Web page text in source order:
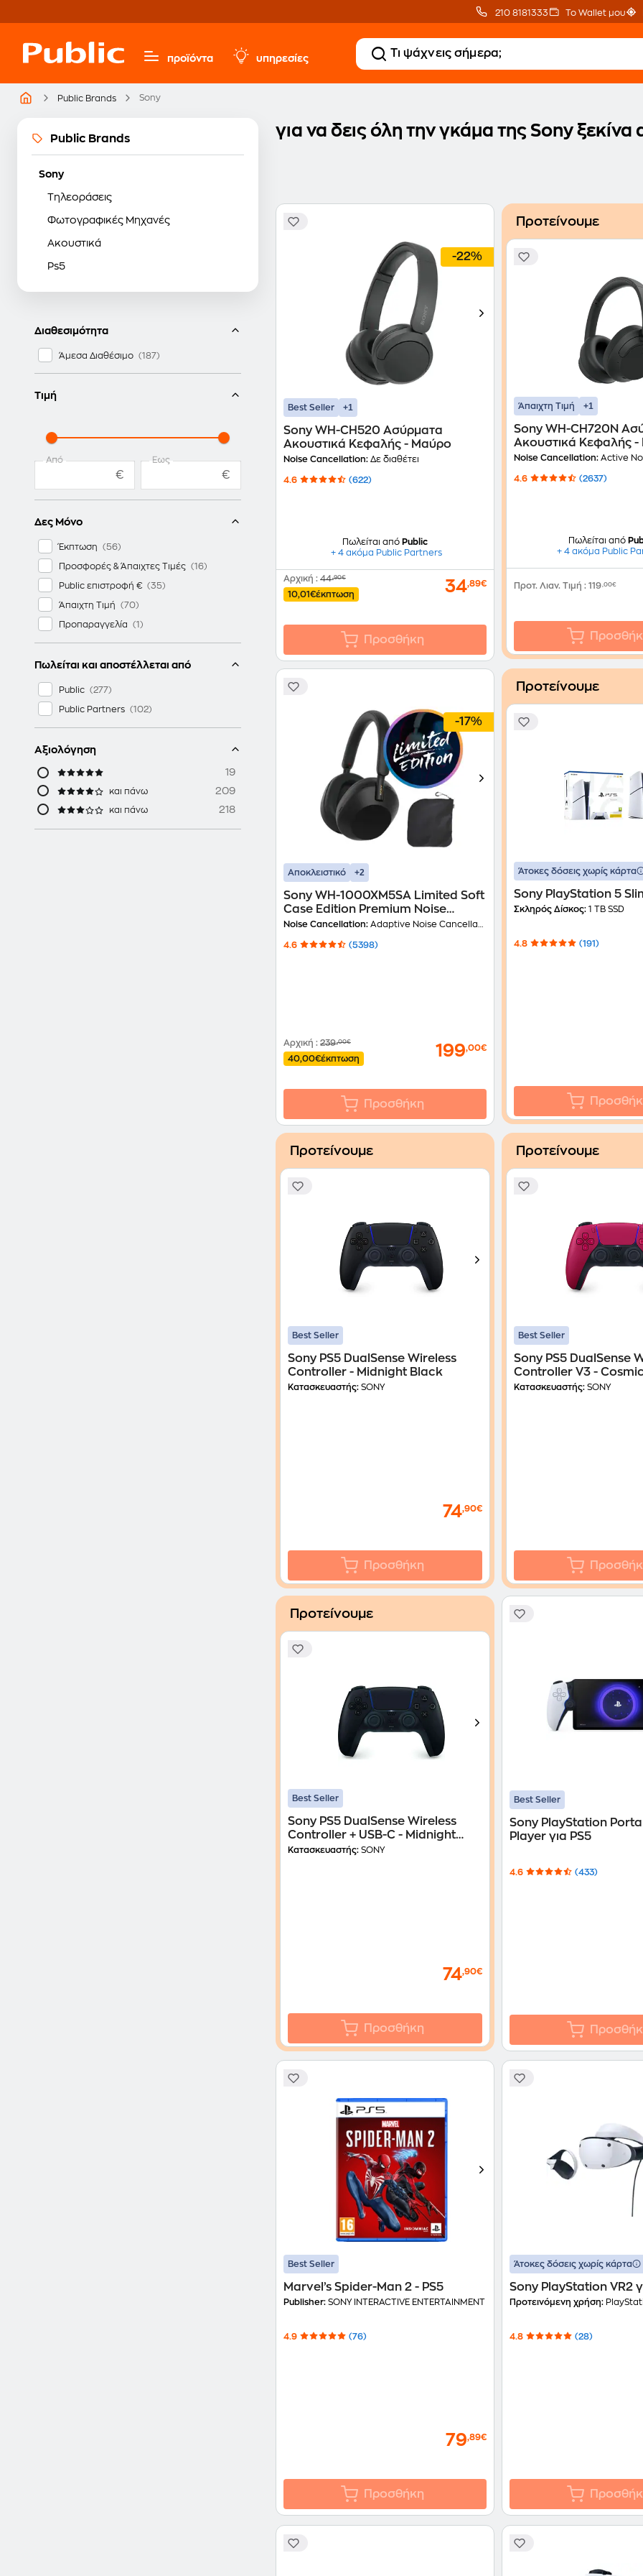
210 8181333 Το Wallet μου
προϊόντα υπηρεσίες
Public Brands Sony
Public Brands
Sony
Τηλεοράσεις
Φωτογραφικές Μηχανές
Ακουστικά
Ps5
Διαθεσιμότητα
Άμεσα Διαθέσιμο
Τιμή
Από
€
Έως
€
Δες Μόνο
Έκπτωση
Προσφορές & Άπαιχτες Τιμές
Public επιστροφή €
Άπαιχτη Τιμή
Προπαραγγελία
Πωλείται και αποστέλλεται από
Public
Public Partners
Αξιολόγηση
19
και πάνω 209
και πάνω 218
για να δεις όλη την γκάμα της Sony
-22%
Best Seller +1
Sony WH-CH520 Ασύρματα
Ακουστικά Κεφαλής - Μαύρο
Noise Cancellation: Δε διαθέτει
4.6 (622)
Πωλείται από Public
+ 4 ακόμα Public Partners
Αρχική : 44,90€
10,01€έκπτωση 34,89€
Προσθήκη
Προτείνουμε
Άπαιχτη Τιμή +1
Sony WH-CH720N
Ακουστικά Κεφαλής
Noise Cancellation: Active
4.6 (2637)
Πωλείται από
+ 4 ακόμα Public
Προτ. Λιαν. Τιμή:119,00€
-17%
Αποκλειστικό +2
Sony WH-1000XM5SA Limited Soft
Case Edition Premium Noise
Cancelling Wireless Over Ear
Noise Cancellation: Adaptive Noise Cancellation
4.6 (5398)
Αρχική : 239,00€
40,00€έκπτωση 199,00€
Προσθήκη
Προτείνουμε
Άτοκες δόσεις χωρίς κάρτα
Sony PlayStation 5
Σκληρός Δίσκος: 1 TB SSD
4.8 (191)
Προτείνουμε
Best Seller
Sony PS5 DualSense Wireless
Controller - Midnight Black
Κατασκευαστής: SONY
74,90€
Προσθήκη
Προτείνουμε
Best Seller
Sony PS5 DualSense
Controller V3 -
Κατασκευαστής: SONY
Προτείνουμε
Best Seller
Sony PS5 DualSense Wireless
Controller + USB-C - Midnight
Black
Κατασκευαστής: SONY
74,90€
Προσθήκη
Best Seller
Sony PlayStation
Player για PS5
4.6 (433)
Best Seller
Marvel’s Spider-Man 2 - PS5
Publisher: SONY INTERACTIVE ENTERTAINMENT
4.9 (76)
79,89€
Προσθήκη
Άτοκες δόσεις χωρίς κάρτα
Sony PlayStation VR2
Προτεινόμενη χρήση:
4.8 (28)